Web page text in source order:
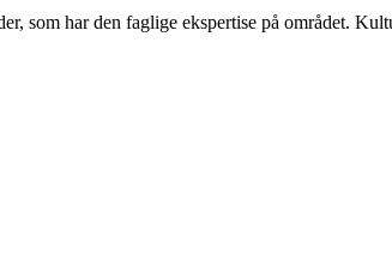
som har den faglige ekspertise på området.